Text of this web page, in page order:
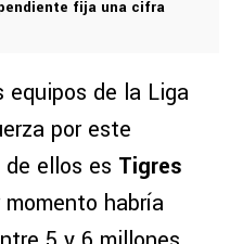
el precio de Kevin
fija una cifra
de la Liga
por este